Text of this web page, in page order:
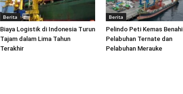
Berita
Biaya Logistik di Indonesia Turun
Tajam dalam Lima Tahun
Terakhir
Berita
Pelindo Peti Kemas Benahi
Pelabuhan Ternate dan
Pelabuhan Merauke